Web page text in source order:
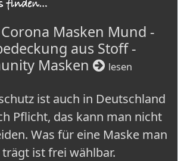
Masken Mund -
aus Stoff -
Masken
lesen
ist auch in Deutschland
Pflicht, das kann man nicht
Was für eine Maske man
ist frei wählbar.